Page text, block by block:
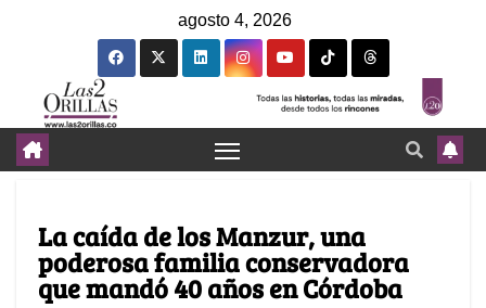
agosto 4, 2026
La caída de los Manzur, una
poderosa familia conservadora
que mandó 40 años en Córdoba